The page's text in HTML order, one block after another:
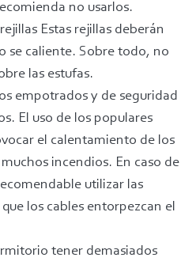
no usarlos.
Estas rejillas deberán
se caliente. Sobre todo, no
las estufas.
empotrados y de seguridad
El uso de los populares
el calentamiento de los
incendios. En caso de
utilizar las
los cables entorpezcan el
tener demasiados